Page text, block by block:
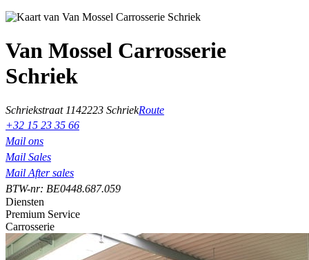
Van Mossel Carrosserie
Schriek
Schriekstraat 1142223 SchriekRoute
+32 15 23 35 66
Mail ons
Mail Sales
Mail After sales
BTW-nr: BE0448.687.059
Diensten
Premium Service
Carrosserie